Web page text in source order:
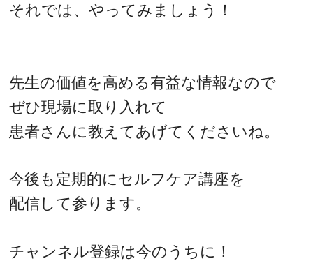
それでは、やってみましょう！
先生の価値を高める有益な情報なので
ぜひ現場に取り入れて
患者さんに教えてあげてくださいね。
今後も定期的にセルフケア講座を
配信して参ります。
チャンネル登録は今のうちに！